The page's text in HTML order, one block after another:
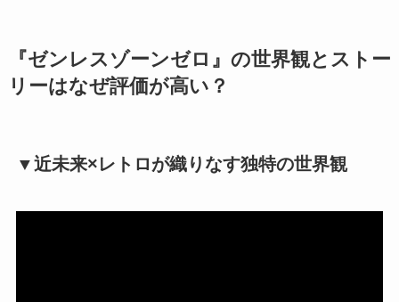
『ゼンレスゾーンゼロ』の世界観とストー
リーはなぜ評価が高い？
▼近未来×レトロが織りなす独特の世界観